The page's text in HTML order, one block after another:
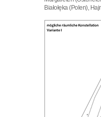
Białołęka (Polen),